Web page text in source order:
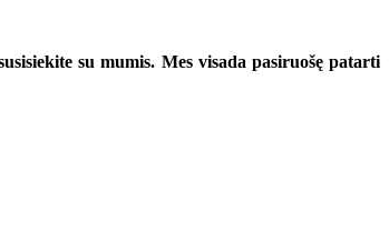
su mumis. Mes visada pasiruošę patarti